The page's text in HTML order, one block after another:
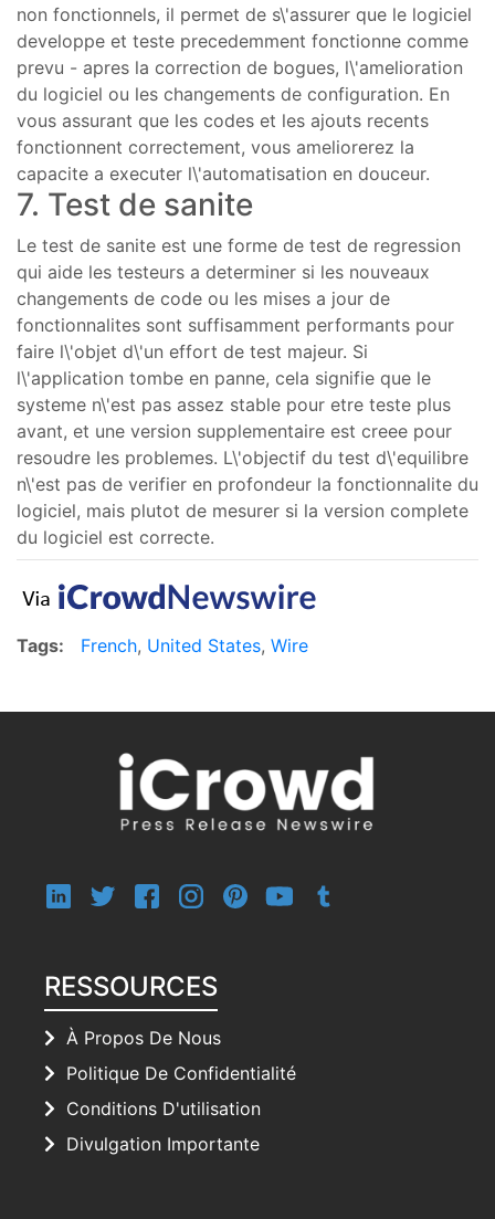
non fonctionnels, il permet de s\'assurer que le logiciel
developpe et teste precedemment fonctionne comme
prevu - apres la correction de bogues, l\'amelioration
du logiciel ou les changements de configuration. En
vous assurant que les codes et les ajouts recents
fonctionnent correctement, vous ameliorerez la
capacite a executer l\'automatisation en douceur.
7. Test de sanite
Le test de sanite est une forme de test de regression
qui aide les testeurs a determiner si les nouveaux
changements de code ou les mises a jour de
fonctionnalites sont suffisamment performants pour
faire l\'objet d\'un effort de test majeur. Si
l\'application tombe en panne, cela signifie que le
systeme n\'est pas assez stable pour etre teste plus
avant, et une version supplementaire est creee pour
resoudre les problemes. L\'objectif du test d\'equilibre
n\'est pas de verifier en profondeur la fonctionnalite du
logiciel, mais plutot de mesurer si la version complete
du logiciel est correcte.
Tags: French, United States, Wire
RESSOURCES
À Propos De Nous
Politique De Confidentialité
Conditions D'utilisation
Divulgation Importante